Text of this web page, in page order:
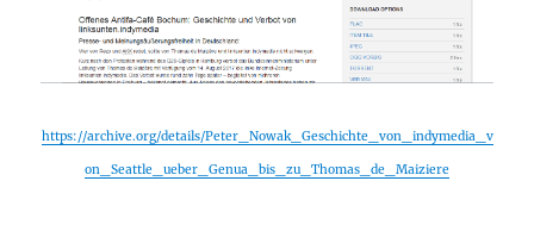
https://archive.org/details/Peter_Nowak_Geschichte_von_indymedia_v
on_Seattle_ueber_Genua_bis_zu_Thomas_de_Maiziere